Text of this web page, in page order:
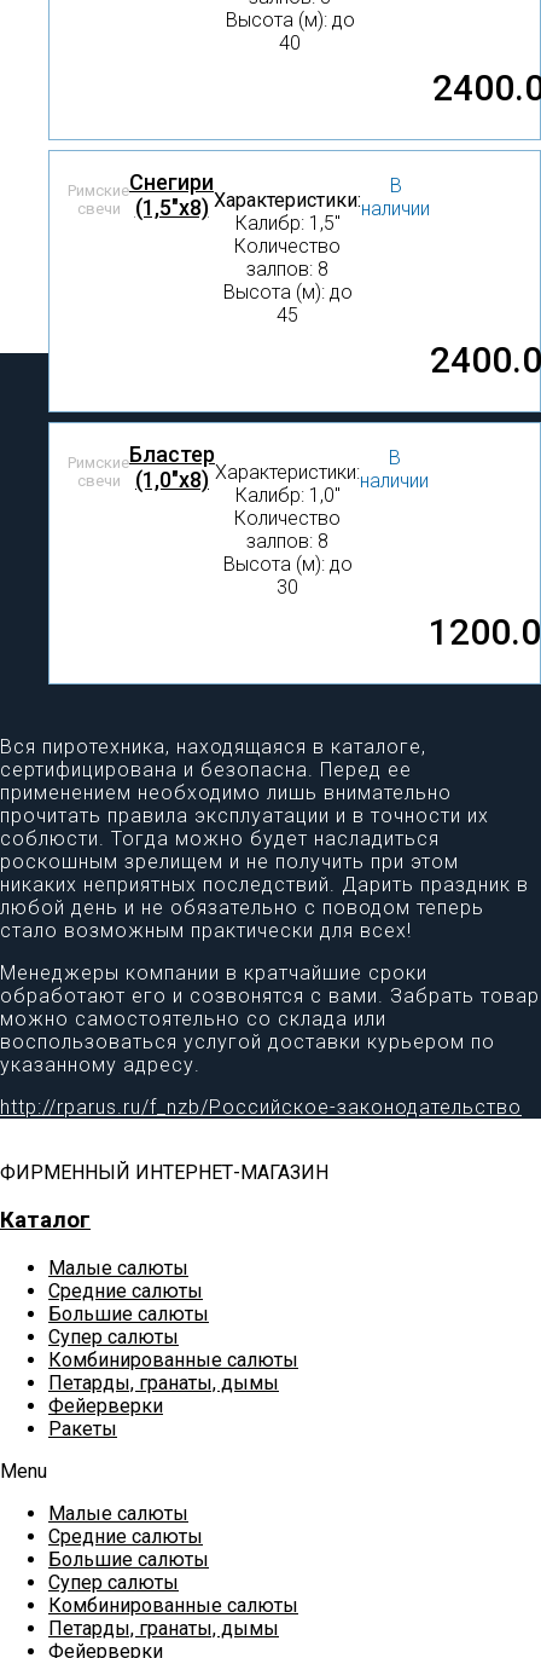
Высота (м): до
40
Римские
свечи
Снегири
(1,5"х8) Характеристики:
Калибр: 1,5″
Количество
залпов: 8
Высота (м): до
45
В
наличии
Римские
свечи
Бластер
(1,0"x8) Характеристики:
Калибр: 1,0″
Количество
залпов: 8
Высота (м): до
30
В
наличии
Вся пиротехника, находящаяся в каталоге,
сертифицирована и безопасна. Перед ее
применением необходимо лишь внимательно
прочитать правила эксплуатации и в точности их
соблюсти. Тогда можно будет насладиться
роскошным зрелищем и не получить при этом
никаких неприятных последствий. Дарить праздник в
любой день и не обязательно с поводом теперь
стало возможным практически для всех!
Менеджеры компании в кратчайшие сроки
обработают его и созвонятся с вами. Забрать товар
можно самостоятельно со склада или
воспользоваться услугой доставки курьером по
указанному адресу.
http://rparus.ru/f_nzb/Российское-законодательство
ФИРМЕННЫЙ ИНТЕРНЕТ-МАГАЗИН
Каталог
Малые салюты
Средние салюты
Большие салюты
Супер салюты
Комбинированные салюты
Петарды, гранаты, дымы
Фейерверки
Ракеты
Menu
Малые салюты
Средние салюты
Большие салюты
Супер салюты
Комбинированные салюты
Петарды, гранаты, дымы
Фейерверки